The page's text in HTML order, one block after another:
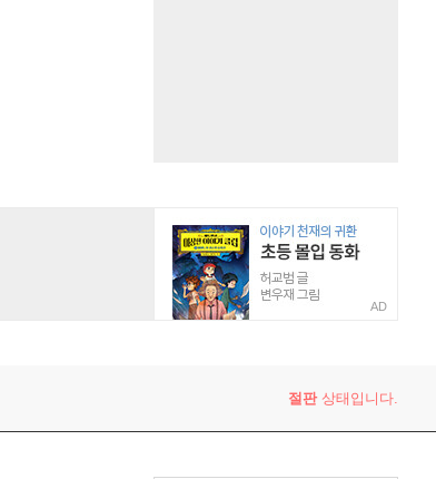
AD
절판상태입니다.